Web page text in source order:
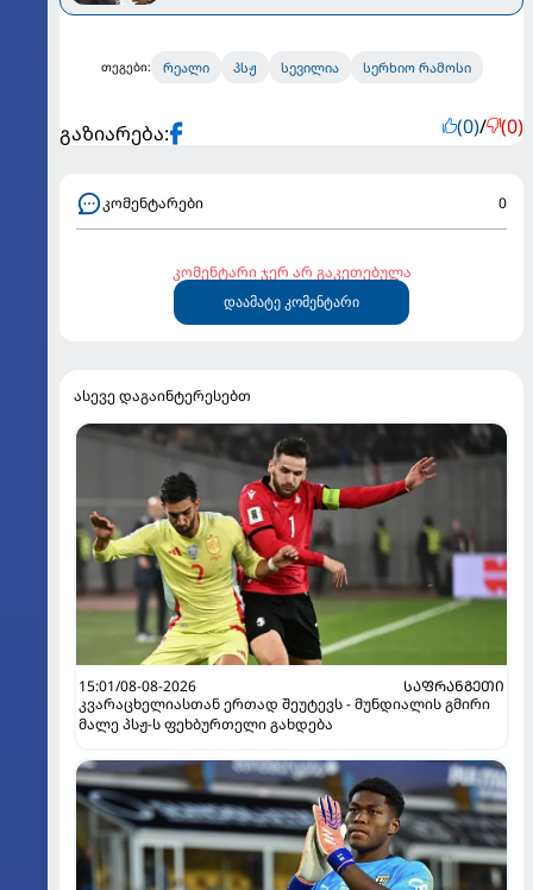
თეგები: რეალი პსჟ სევილია სერხიო რამოსი
გაზიარება: (0)/ (0)
კომენტარები 0
კომენტარი ჯერ არ გაკეთებულა
დაამატე კომენტარი
ასევე დაგაინტერესებთ
15:01/08-08-2026
ᲡᲐᲤᲠᲐᲜᲒᲔᲗᲘ
კვარაცხელიასთან ერთად შეუტევს - მუნდიალის გმირი
მალე პსჟ-ს ფეხბურთელი გახდება